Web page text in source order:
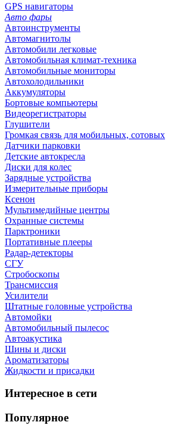
GPS навигаторы
Авто фары
Автоинструменты
Автомагнитолы
Автомобили легковые
Автомобильная климат-техника
Автомобильные мониторы
Автохолодильники
Аккумуляторы
Бортовые компьютеры
Видеорегистраторы
Глушители
Громкая связь для мобильных, сотовых
Датчики парковки
Детские автокресла
Диски для колес
Зарядные устройства
Измерительные приборы
Ксенон
Мультимедийные центры
Охранные системы
Парктроники
Портативные плееры
Радар-детекторы
СГУ
Стробоскопы
Трансмиссия
Усилители
Штатные головные устройства
Автомойки
Автомобильный пылесос
Автоакустика
Шины и диски
Ароматизаторы
Жидкости и присадки
Интересное в сети
Популярное